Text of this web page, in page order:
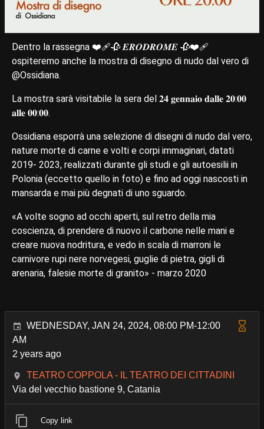
Dentro la rassegna ❤️‍🩹🥀 𝑬𝑹𝑶𝑫𝑹𝑶𝑴𝑬 🥀❤️‍🩹
ospiteremo anche la mostra di disegno di nudo dal vero di
@Ossidiana.
La mostra sarà visitabile la sera del 𝟐𝟒 𝐠𝐞𝐧𝐧𝐚𝐢𝐨 𝐝𝐚𝐥𝐥𝐞 𝟐𝟎:𝟎𝟎
𝐚𝐥𝐥𝐞 𝟎𝟎:𝟎𝟎.
Ossidiana esporrà una selezione di disegni di nudo dal vero,
nature morte di carne e volti e corpi immaginari, datati
2019- 2023, realizzati durante gli studi e gli autoesilii in
Polonia (eccetto quello in foto) e fino ad oggi nascosti in
mansarda e mai più degnati di uno sguardo.
«A volte sogno ad occhi aperti, sul retro della mia
coscienza, di prendere di nuovo il carbone nelle mani e
creare nuova nodritura, e vedo in scala di marroni le
carnivore rupi nere norvegesi, guglie di pietra, gigli di
arenaria, falesie morte di granito» - marzo 2020
WEDNESDAY, JAN 24, 2024, 08:00 PM-12:00
AM
2 years ago
TEATRO COPPOLA - IL TEATRO DEI CITTADINI
Via del vecchio bastione 9, Catania
Copy link